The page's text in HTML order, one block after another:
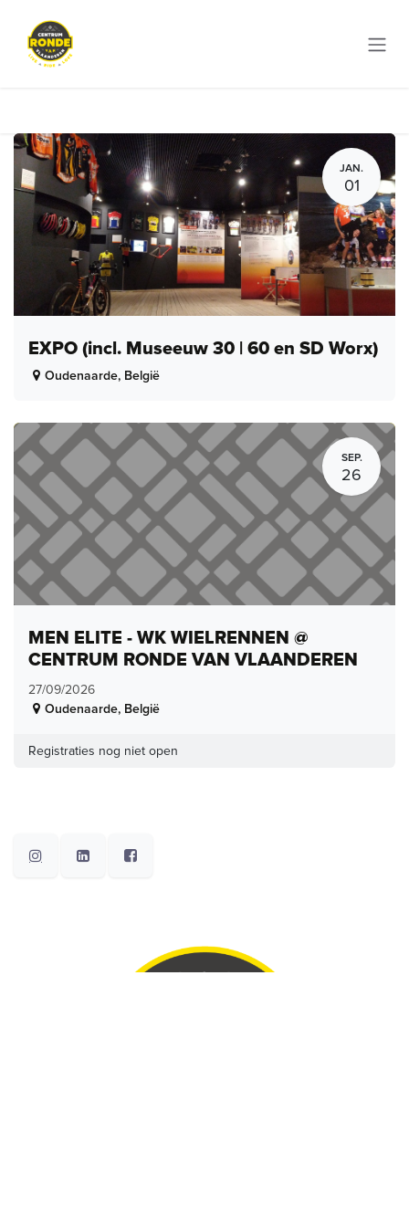
JAN.
01
EXPO (incl. Museeuw 30 | 60 en SD Worx)
Oudenaarde, België
SEP.
26
MEN ELITE - WK WIELRENNEN @
CENTRUM RONDE VAN VLAANDEREN
27/09/2026
Oudenaarde, België
Registraties nog niet open